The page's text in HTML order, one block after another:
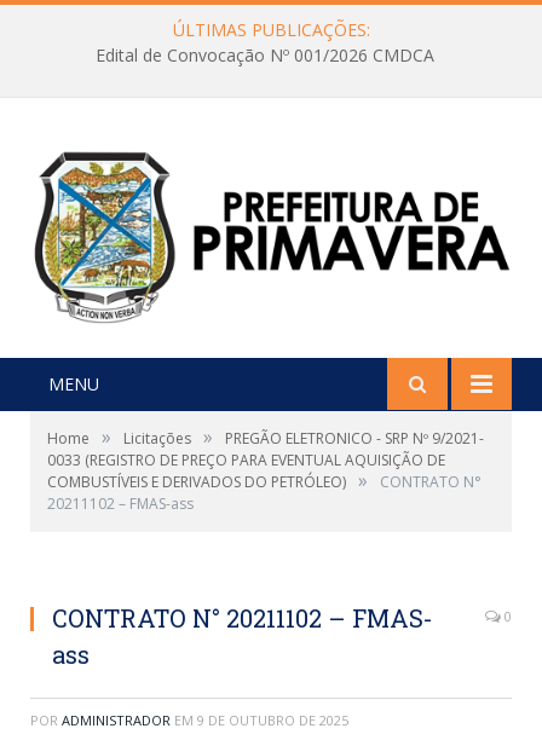
ÚLTIMAS PUBLICAÇÕES:
Edital de Convocação Nº 001/2026 CMDCA
MENU
Home » Licitações »
PREGÃO ELETRONICO - SRP Nº 9/2021-
0033 (REGISTRO DE PREÇO PARA EVENTUAL AQUISIÇÃO DE
COMBUSTÍVEIS E DERIVADOS DO PETRÓLEO) »
CONTRATO N°
20211102 – FMAS-ass
CONTRATO N° 20211102 – FMAS-
ass
0
POR ADMINISTRADOR EM 9 DE OUTUBRO DE 2025